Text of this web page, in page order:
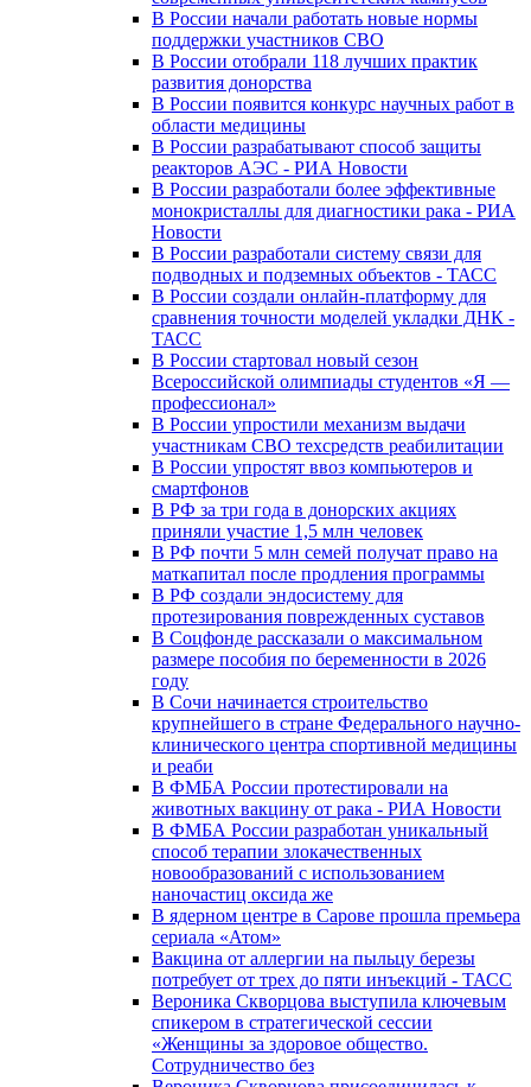
В России начали работать новые нормы
поддержки участников СВО
В России отобрали 118 лучших практик
развития донорства
В России появится конкурс научных работ в
области медицины
В России разрабатывают способ защиты
реакторов АЭС - РИА Новости
В России разработали более эффективные
монокристаллы для диагностики рака - РИА
Новости
В России разработали систему связи для
подводных и подземных объектов - ТАСС
В России создали онлайн-платформу для
сравнения точности моделей укладки ДНК -
ТАСС
В России стартовал новый сезон
Всероссийской олимпиады студентов «Я —
профессионал»
В России упростили механизм выдачи
участникам СВО техсредств реабилитации
В России упростят ввоз компьютеров и
смартфонов
В РФ за три года в донорских акциях
приняли участие 1,5 млн человек
В РФ почти 5 млн семей получат право на
маткапитал после продления программы
В РФ создали эндосистему для
протезирования поврежденных суставов
В Соцфонде рассказали о максимальном
размере пособия по беременности в 2026
году
В Сочи начинается строительство
крупнейшего в стране Федерального научно-
клинического центра спортивной медицины
и реаби
В ФМБА России протестировали на
животных вакцину от рака - РИА Новости
В ФМБА России разработан уникальный
способ терапии злокачественных
новообразований с использованием
наночастиц оксида же
В ядерном центре в Сарове прошла премьера
сериала «Атом»
Вакцина от аллергии на пыльцу березы
потребует от трех до пяти инъекций - ТАСС
Вероника Скворцова выступила ключевым
спикером в стратегической сессии
«Женщины за здоровое общество.
Сотрудничество без